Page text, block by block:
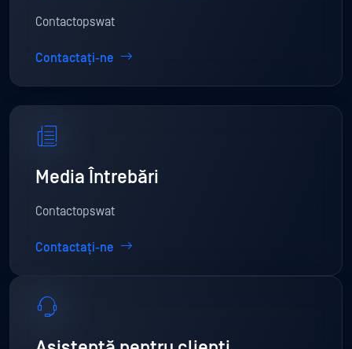
Contactopswat
Contactați-ne
Media Întrebări
Contactopswat
Contactați-ne